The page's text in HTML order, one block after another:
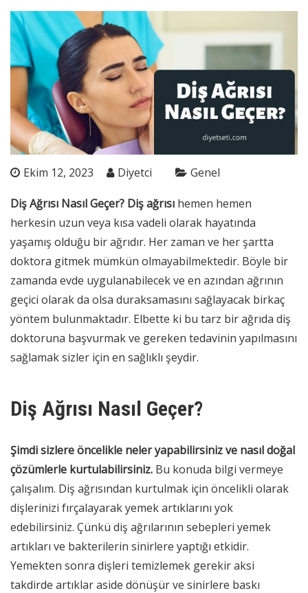
Ekim 12, 2023 Diyetci Genel
Diş Ağrısı Nasıl Geçer? Diş ağrısı hemen hemen
herkesin uzun veya kısa vadeli olarak hayatında
yaşamış olduğu bir ağrıdır. Her zaman ve her şartta
doktora gitmek mümkün olmayabilmektedir. Böyle bir
zamanda evde uygulanabilecek ve en azından ağrının
geçici olarak da olsa duraksamasını sağlayacak birkaç
yöntem bulunmaktadır. Elbette ki bu tarz bir ağrıda diş
doktoruna başvurmak ve gereken tedavinin yapılmasını
sağlamak sizler için en sağlıklı şeydir.
Diş Ağrısı Nasıl Geçer?
Şimdi sizlere öncelikle neler yapabilirsiniz ve nasıl doğal
çözümlerle kurtulabilirsiniz. Bu konuda bilgi vermeye
çalışalım. Diş ağrısından kurtulmak için öncelikli olarak
dişlerinizi fırçalayarak yemek artıklarını yok
edebilirsiniz. Çünkü diş ağrılarının sebepleri yemek
artıkları ve bakterilerin sinirlere yaptığı etkidir.
Yemekten sonra dişleri temizlemek gerekir aksi
takdirde artıklar aside dönüşür ve sinirlere baskı